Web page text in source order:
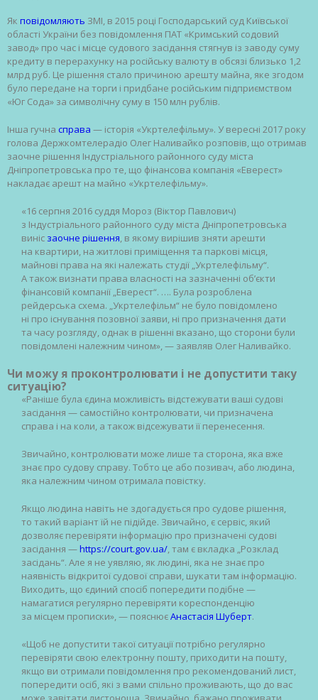
Як повідомляють ЗМІ, в 2015 році Господарський суд Київської
області України без повідомлення ПАТ «Кримський содовий
завод» про час і місце судового засідання стягнув із заводу суму
кредиту в перерахунку на російську валюту в обсязі близько 1,2
млрд руб. Це рішення стало причиною арешту майна, яке згодом
було передане на торги і придбане російським підприємством
«Юг Сода» за символічну суму в 150 млн рублів.
Інша гучна справа — історія «Укртелефільму». У вересні 2017 року
голова Держкомтелерадіо Олег Наливайко розповів, що отримав
заочне рішення Індустріального районного суду міста
Дніпропетровська про те, що фінансова компанія «Еверест»
накладає арешт на майно «Укртелефільму».
«16 серпня 2016 суддя Мороз (Віктор Павлович)
з Індустріального районного суду міста Дніпропетровська
виніс заочне рішення , в якому вирішив зняти арешти
на квартири, на житлові приміщення та паркові місця,
майнові права на які належать студії „Укртелефільму“.
А також визнати права власності на зазначенні об’єкти
фінансовій компанії „Еверест“. …. Була розроблена
рейдерська схема. „Укртелефільм“ не було повідомлено
ні про існування позовної заяви, ні про призначення дати
та часу розгляду, однак в рішенні вказано, що сторони були
повідомлені належним чином», — заявляв Олег Наливайко.
Чи можу я проконтролювати і не допустити таку
ситуацію?
«Раніше була єдина можливість відстежувати ваші судові
засідання — самостійно контролювати, чи призначена
справа і на коли, а також відсежувати її перенесення.
Звичайно, контролювати може лише та сторона, яка вже
знає про судову справу. Тобто це або позивач, або людина,
яка належним чином отримала повістку.
Якщо людина навіть не здогадується про судове рішення,
то такий варіант їй не підійде. Звичайно, є сервіс, який
дозволяє перевіряти інформацію про призначені судові
засідання —https://court.gov.ua/, там є вкладка „Розклад
засідань“. Але я не уявляю, як людині, яка не знає про
наявність відкритої судової справи, шукати там інформацію.
Виходить, що єдиний спосіб попередити подібне —
намагатися регулярно перевіряти кореспонденцію
за місцем прописки», — пояснюєАнастасія Шуберт.
«Щоб не допустити такої ситуації потрібно регулярно
перевіряти свою електронну пошту, приходити на пошту,
якщо ви отримали повідомлення про рекомендований лист,
попередити осіб, які з вами спільно проживають, що до вас